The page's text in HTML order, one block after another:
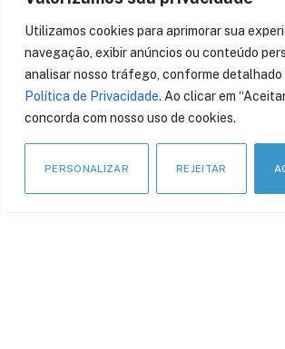
Utilizamos cookies para aprimorar sua
navegação, exibir anúncios ou conteúdo
analisar nosso tráfego, conforme detalhado
Política de Privacidade. Ao clicar em
concorda com nosso uso de cookies.
PERSONALIZAR REJEITAR
APOIO